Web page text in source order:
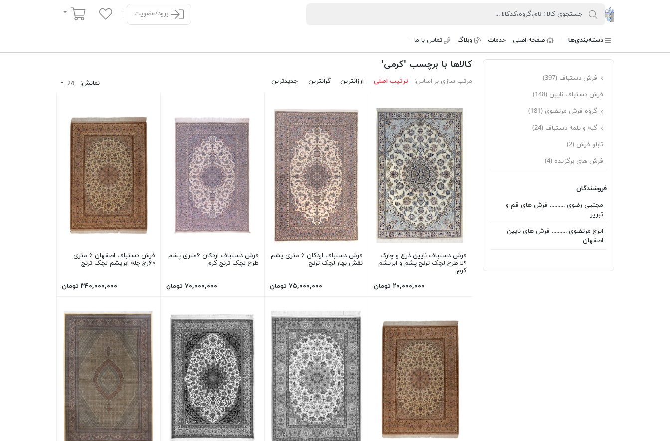
کنسرسیوم فرش دستباف تارنگ ورود/عضویت سبد خرید
دسته‌بندی‌ها صفحه اصلی خدمات وبلاگ تماس با ما
فرش دستباف(397)
فرش دستباف نایین(148)
گروه فرش مرتضوی(181)
گبه و یلمه دستباف(24)
تابلو فرش(2)
فرش های برگزیده(4)
فروشندگان
مجتبی رضوی .......... فرش های قم و
تبریز
ایرج مرتضوی .......... فرش های نایین
اصفهان
کالاها با برچسب 'کرمی'
نمایش: 24 مرتب سازی بر اساس: ترتیب اصلی ارزانترین گرانترین جدیدترین
فرش دستباف نایین ذرع و چارک
۹لا طرح لچک ترنج پشم و ابریشم
کرم
۲۰,۰۰۰,۰۰۰ تومان
فرش دستباف اردکان ۶ متری پشم
نقش بهار لچک ترنج
۷۵,۰۰۰,۰۰۰ تومان
فرش دستباف اردکان ۶متری پشم
طرح لچک ترنج کرم
۷۰,۰۰۰,۰۰۰ تومان
فرش دستباف اصفهان ۶ متری
۶۰رج چله ابریشم لچک ترنج
۳۴۰,۰۰۰,۰۰۰ تومان